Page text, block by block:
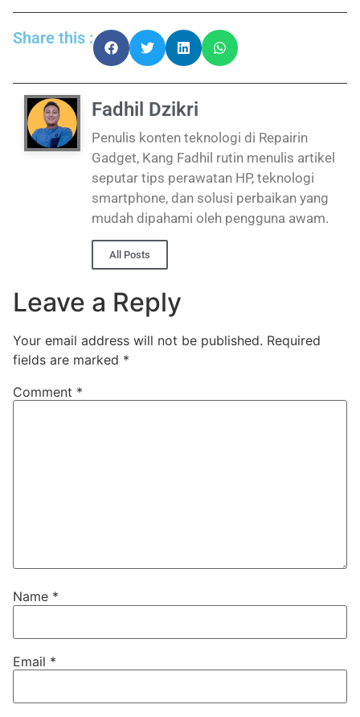
Share this :
Fadhil Dzikri
Penulis konten teknologi di Repairin
Gadget, Kang Fadhil rutin menulis artikel
seputar tips perawatan HP, teknologi
smartphone, dan solusi perbaikan yang
mudah dipahami oleh pengguna awam.
All Posts
Leave a Reply
Your email address will not be published. Required
fields are marked *
Comment *
Name *
Email *